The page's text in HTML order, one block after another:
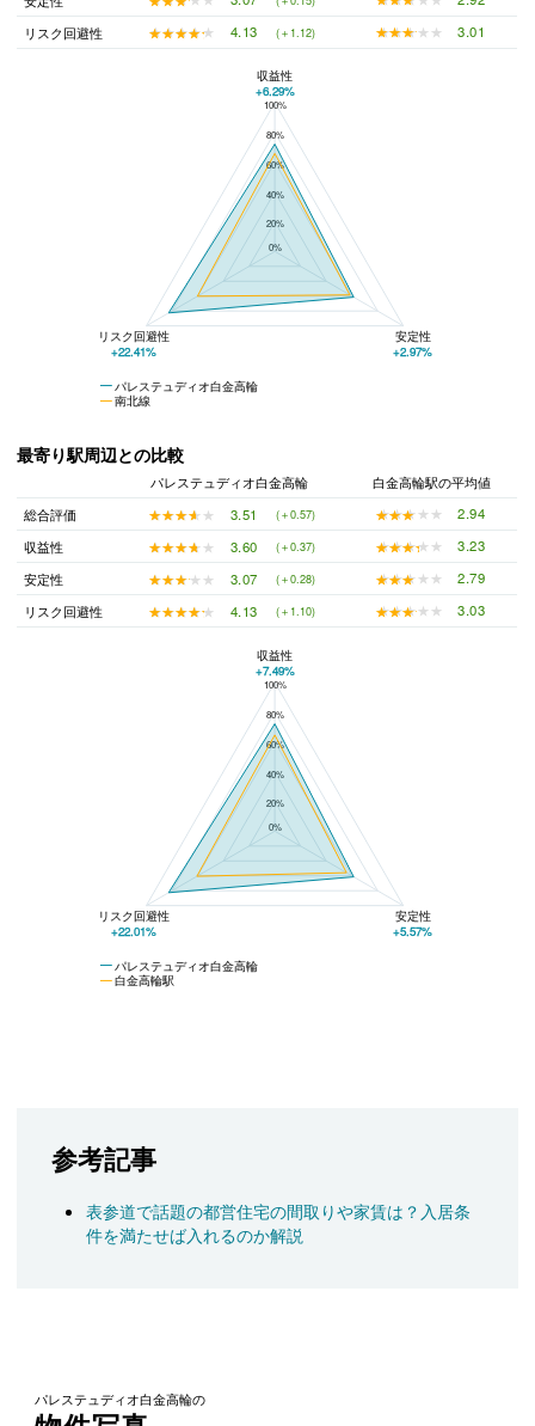
リスク回避性
★★★★★
★★★★★ 4.13 (＋1.12) ★★★★★
★★★★★ 3.01
パレステュディオ白金高輪と南北線の平均値の総合評価の比較
100%
80%
60%
40%
20%
0%
パレステュディオ白金高輪
南北線
収益性
+6.29%
リスク回避性
+22.41%
安定性
+2.97%
最寄り駅周辺との比較
パレステュディオ白金高輪
白金高輪駅の平均値
総合評価
★★★★★
★★★★★ 3.51 (＋0.57) ★★★★★
★★★★★
2.94
収益性
★★★★★
★★★★★ 3.60 (＋0.37) ★★★★★
★★★★★
3.23
安定性
★★★★★
★★★★★ 3.07 (＋0.28) ★★★★★
★★★★★
2.79
リスク回避性
★★★★★
★★★★★ 4.13 (＋1.10) ★★★★★
★★★★★ 3.03
パレステュディオ白金高輪と白金高輪駅の平均値の総合評価の比較
100%
80%
60%
40%
20%
0%
パレステュディオ白金高輪
白金高輪駅
収益性
+7.49%
リスク回避性
+22.01%
安定性
+5.57%
参考記事
表参道で話題の都営住宅の間取りや家賃は？入居条
件を満たせば入れるのか解説
パレステュディオ白金高輪の